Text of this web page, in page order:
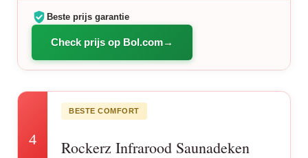
Beste prijs garantie
Check prijs op Bol.com
4
BESTE COMFORT
Rockerz Infrarood Saunadeken